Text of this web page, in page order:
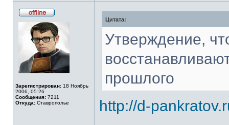
в
сети
Зарегистрирован: 18 Ноябрь
2006, 05:26
Сообщения: 7211
Откуда: Ставрополье
Цитата:
Утверждение,
прошлого
http://d-